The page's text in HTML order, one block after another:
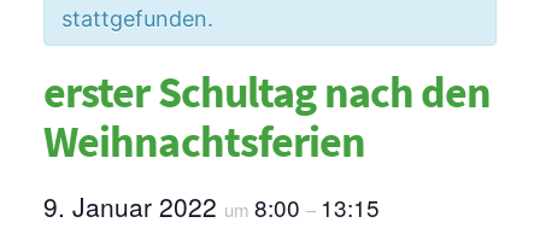
stattgefunden.
erster Schultag nach den
Weihnachtsferien
9. Januar 2022 um 8:00 – 13:15